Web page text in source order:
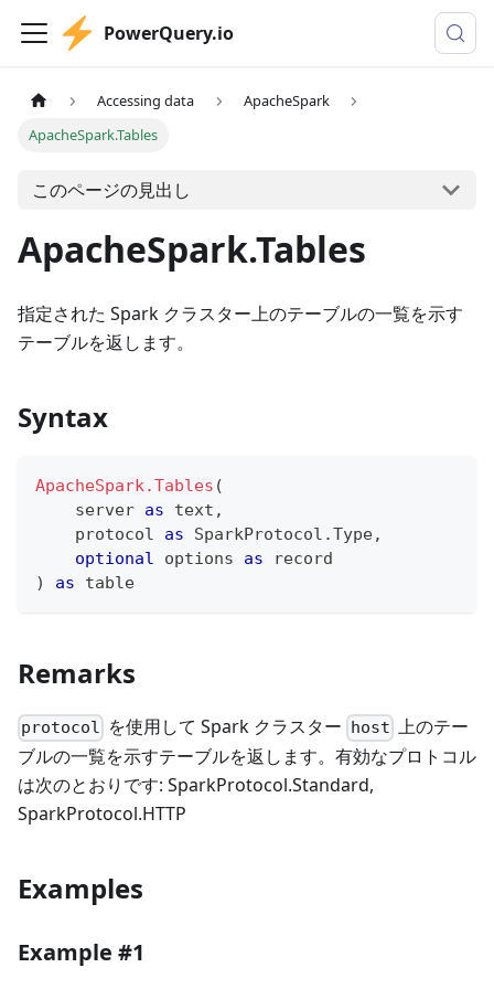
PowerQuery.io
Accessing data
ApacheSpark
ApacheSpark.Tables
このページの見出し
ApacheSpark.Tables
指定された Spark クラスター上のテーブルの一覧を示す
テーブルを返します。
Syntax
ApacheSpark.Tables (
    server
as text ,
    protocol
as SparkProtocol.Type,
optional options as
record
)
as table
Remarks
protocol を使用して Spark クラスター host 上のテー
ブルの一覧を示すテーブルを返します。有効なプロトコル
は次のとおりです: SparkProtocol.Standard,
SparkProtocol.HTTP
Examples
Example #1